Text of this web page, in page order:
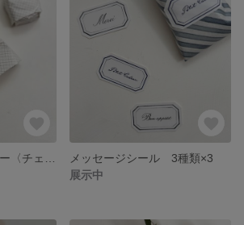
メッセージシール 3種類×3
展示中